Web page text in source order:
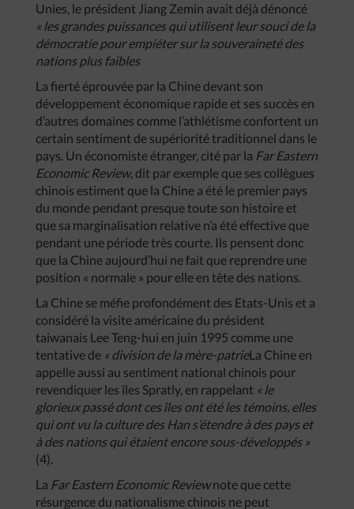
Unies, le président Jiang Zemin avait déjà dénoncé
« les grandes puissances qui utilisent leur souci de la
démocratie pour empiéter sur la souveraineté des
nations plus faibles
La fierté éprouvée par la Chine devant son
développement économique rapide et ses succès en
d’autres domaines comme l’athlétisme confortent un
certain sentiment de supériorité traditionnel dans le
pays. Un économiste étranger, cité par la Far Eastern
Economic Review, dit par exemple que ses collègues
chinois estiment que la Chine a été le premier pays
du monde pendant presque toute son histoire et
que sa marginalisation relative n’a été effective que
pendant une période très courte. Ils pensent donc
que la Chine aujourd’hui ne fait que reprendre une
position « normale » pour elle en tête des nations.
La Chine se méfie profondément des Etats-Unis et a
considéré la visite américaine du président
taiwanais Lee Teng-hui en juin 1995 comme une
tentative de « division de la mère-patrieLa Chine en
appelle aussi au sentiment national chinois pour
revendiquer les îles Spratly, en rappelant « le
glorieux passé dont ces îles ont été les témoins, elles
qui ont vu la culture des Han s’étendre à des pays et
à des nations qui étaient encore sous-développés »
(4).
La Far Eastern Economic Reviewnote que cette
résurgence du nationalisme chinois ne peut